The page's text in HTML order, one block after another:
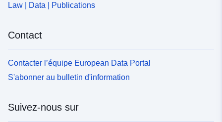
Law | Data | Publications
Contact
Contacter l’équipe European Data Portal
S'abonner au bulletin d'information
Suivez-nous sur